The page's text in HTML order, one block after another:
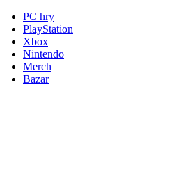
PC hry
PlayStation
Xbox
Nintendo
Merch
Bazar